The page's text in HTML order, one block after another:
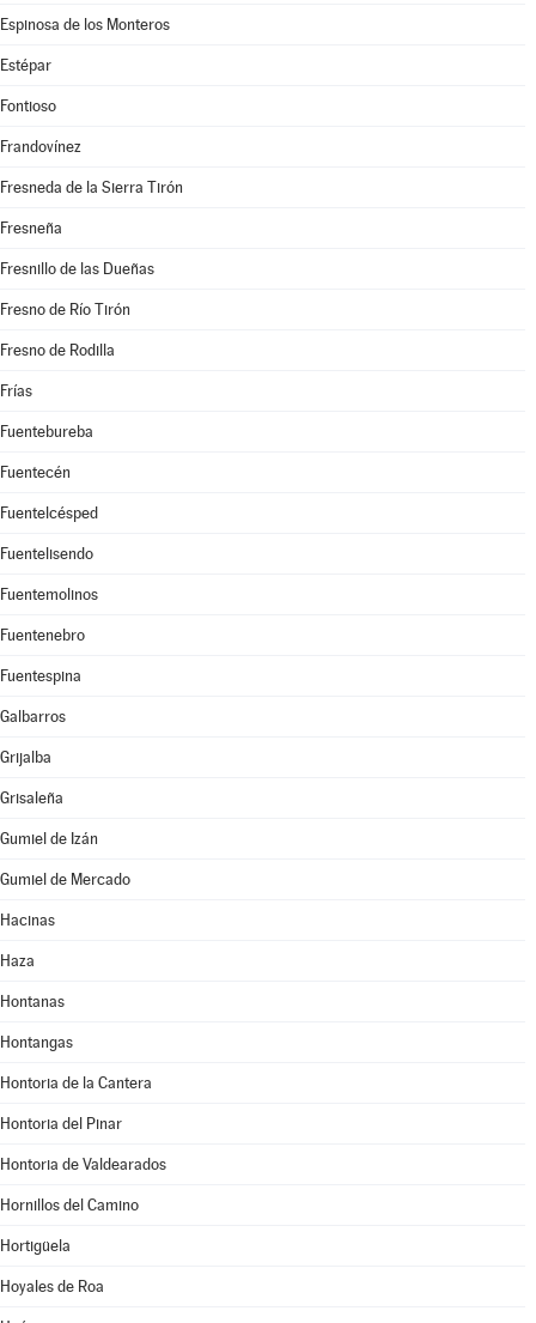
Espinosa de los Monteros
Estépar
Fontioso
Frandovínez
Fresneda de la Sierra Tirón
Fresneña
Fresnillo de las Dueñas
Fresno de Río Tirón
Fresno de Rodilla
Frías
Fuentebureba
Fuentecén
Fuentelcésped
Fuentelisendo
Fuentemolinos
Fuentenebro
Fuentespina
Galbarros
Grijalba
Grisaleña
Gumiel de Izán
Gumiel de Mercado
Hacinas
Haza
Hontanas
Hontangas
Hontoria de la Cantera
Hontoria del Pinar
Hontoria de Valdearados
Hornillos del Camino
Hortigüela
Hoyales de Roa